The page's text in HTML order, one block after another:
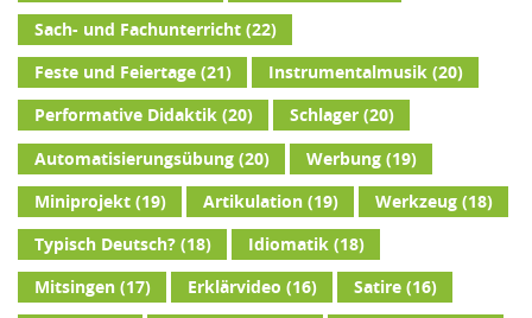
Sach- und Fachunterricht(22)
Feste und Feiertage(21) Instrumentalmusik(20)
Performative Didaktik(20) Schlager(20)
Automatisierungsübung(20) Werbung(19)
Miniprojekt(19) Artikulation(19) Werkzeug(18)
Typisch Deutsch?(18) Idiomatik(18)
Mitsingen(17) Erklärvideo (16) Satire(16)